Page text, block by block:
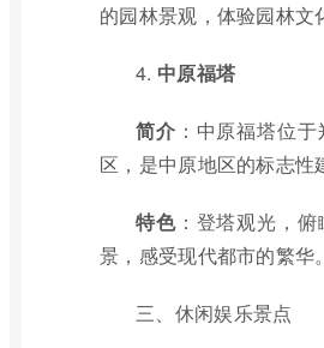
的园林景观，体验园林文
4. 中原福塔
简介 ：中原福塔位
区，是中原地区的标志性
特色：登塔观光，俯
景，感受现代都市的繁华。
三、休闲娱乐景点